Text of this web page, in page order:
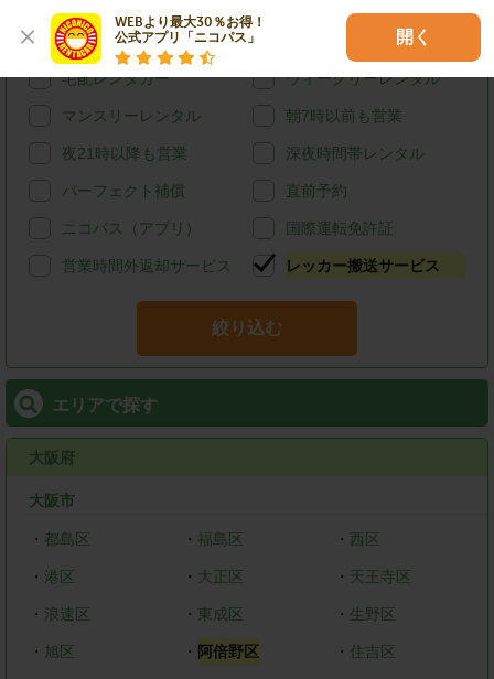
WEBより最大30％お得！
公式アプリ「ニコパス」
開く
給油可能
宅配レンタカー ウィークリーレンタル
マンスリーレンタル 朝7時以前も営業
夜21時以降も営業 深夜時間帯レンタル
パーフェクト補償 直前予約
ニコパス（アプリ） 国際運転免許証
営業時間外返却サービス レッカー搬送サービス
絞り込む
エリアで探す
大阪府
大阪市
・ 都島区 ・ 福島区 ・ 西区
・ 港区 ・ 大正区 ・ 天王寺区
・ 浪速区 ・ 東成区 ・ 生野区
・ 旭区 ・ 阿倍野区 ・ 住吉区